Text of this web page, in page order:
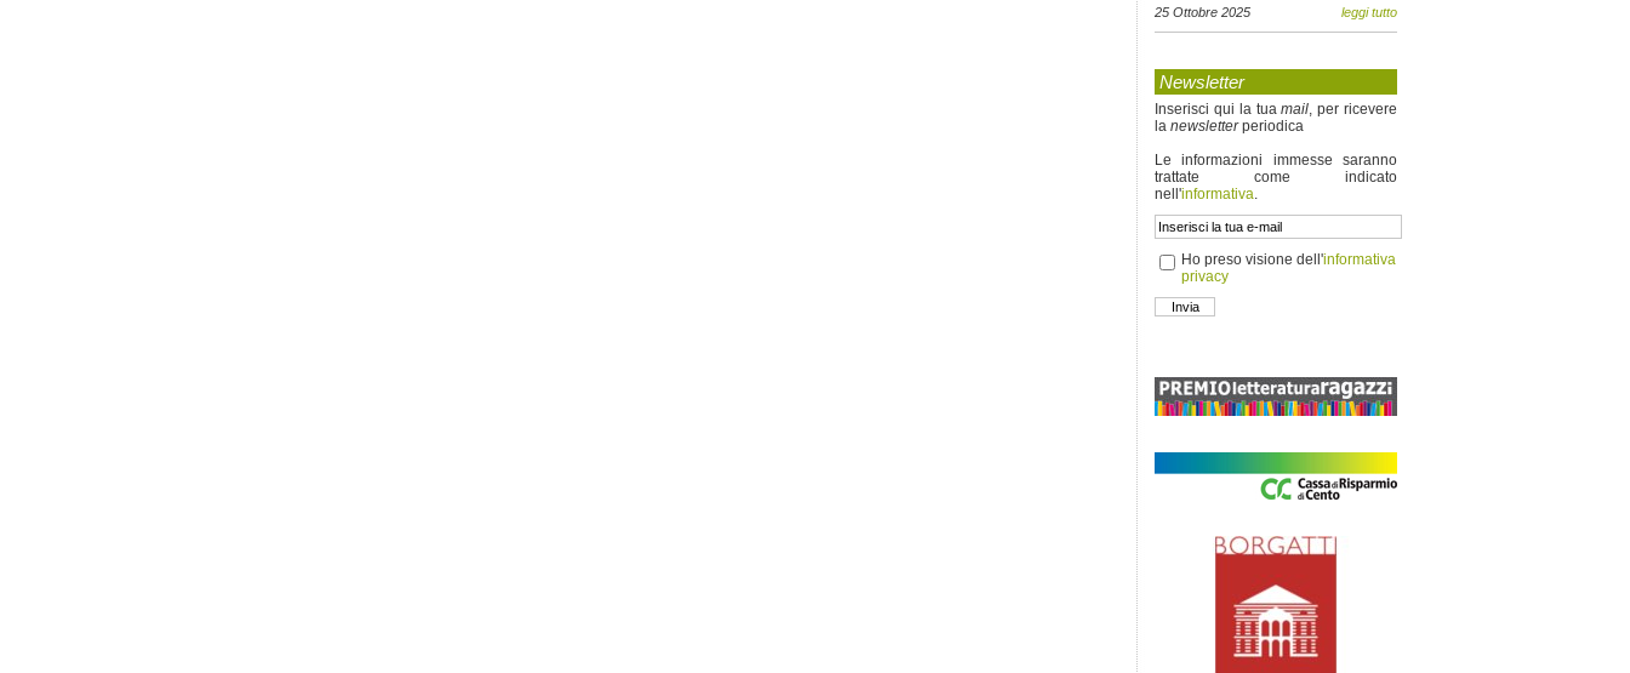
25 Ottobre 2025 leggi tutto
Newsletter
Inserisci qui la tuamail, per ricevere
la newsletterperiodica
Le informazioni immesse saranno
trattate come indicato
nell'informativa.
Ho preso visione dell'informativa
privacy